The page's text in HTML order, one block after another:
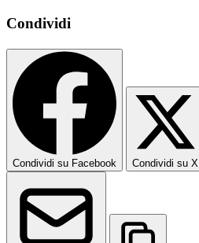
Condividi
Condividi su Facebook Condividi su X